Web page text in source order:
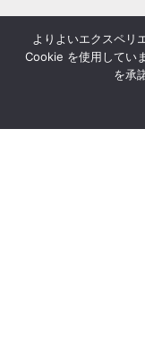
その他サービス
シミュレーション一
よりよいエクスペリ
Cookie を使用してい
を承